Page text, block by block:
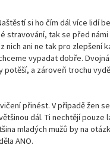
si ho čím dál více lidí
stravování, tak se před
nich ani ne tak pro zlepšení
vypadat dobře.
a zároveň trochu
přinést. V případě žen
dál. Ti nechtějí pouze
mladých mužů by na
ANO.